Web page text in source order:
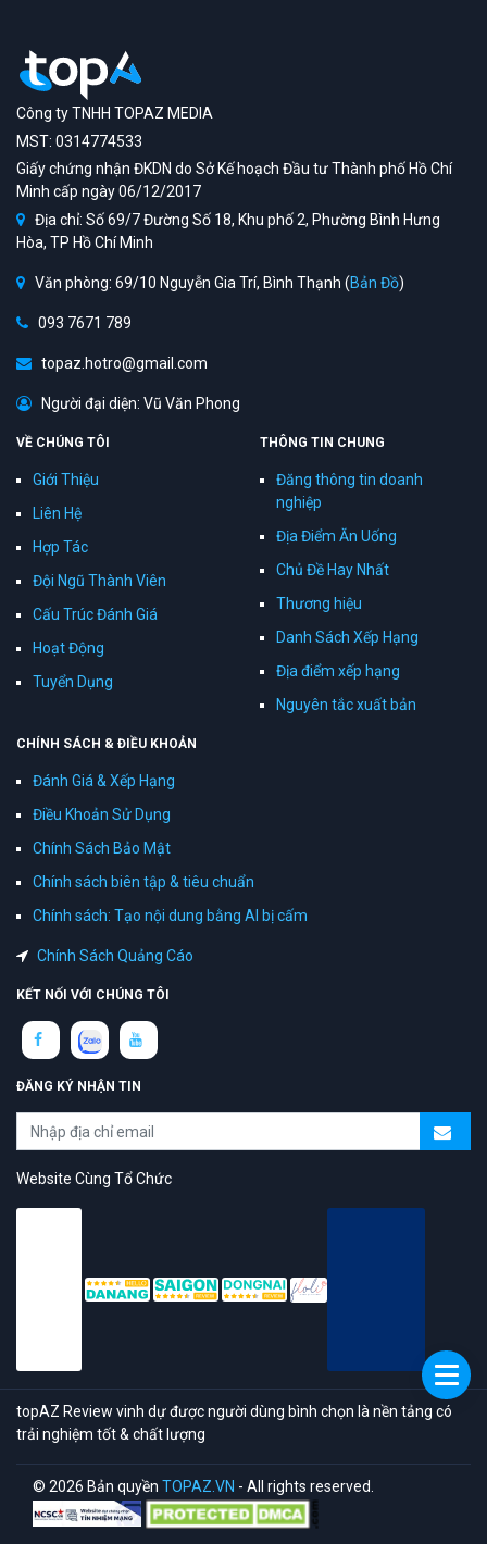
Công ty TNHH TOPAZ MEDIA
MST: 0314774533
Giấy chứng nhận ĐKDN do Sở Kế hoạch Đầu tư Thành phố Hồ Chí
Minh cấp ngày 06/12/2017
Địa chỉ: Số 69/7 Đường Số 18, Khu phố 2, Phường Bình Hưng
Hòa, TP Hồ Chí Minh
Văn phòng: 69/10 Nguyễn Gia Trí, Bình Thạnh (Bản Đồ)
093 7671 789
topaz.hotro@gmail.com
Người đại diện: Vũ Văn Phong
VỀ CHÚNG TÔI
Giới Thiệu
Liên Hệ
Hợp Tác
Đội Ngũ Thành Viên
Cấu Trúc Đánh Giá
Hoạt Động
Tuyển Dụng
THÔNG TIN CHUNG
Đăng thông tin doanh
nghiệp
Địa Điểm Ăn Uống
Chủ Đề Hay Nhất
Thương hiệu
Danh Sách Xếp Hạng
Địa điểm xếp hạng
Nguyên tắc xuất bản
CHÍNH SÁCH & ĐIỀU KHOẢN
Đánh Giá & Xếp Hạng
Điều Khoản Sử Dụng
Chính Sách Bảo Mật
Chính sách biên tập & tiêu chuẩn
Chính sách: Tạo nội dung bằng AI bị cấm
Chính Sách Quảng Cáo
KẾT NỐI VỚI CHÚNG TÔI
ĐĂNG KÝ NHẬN TIN
Website Cùng Tổ Chức
topAZ Review vinh dự được người dùng bình chọn là nền tảng có
trải nghiệm tốt & chất lượng